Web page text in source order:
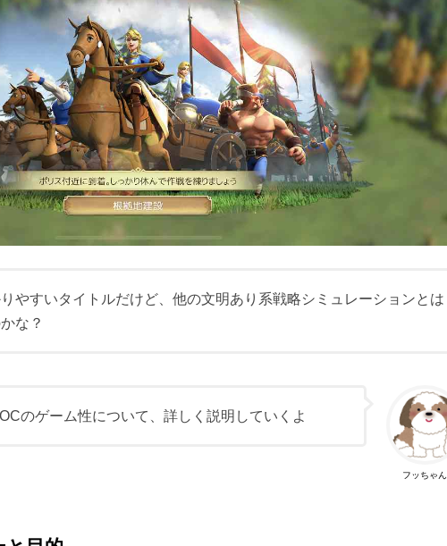
やすいタイトルだけど、他の文明あり系戦略シミュレーションとは
な？
フッちゃん
のゲーム性について、詳しく説明していくよ